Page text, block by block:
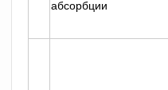
абсорбции